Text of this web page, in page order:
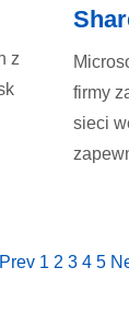
z
firmy
sieci
Prev 1 2 3 4 5